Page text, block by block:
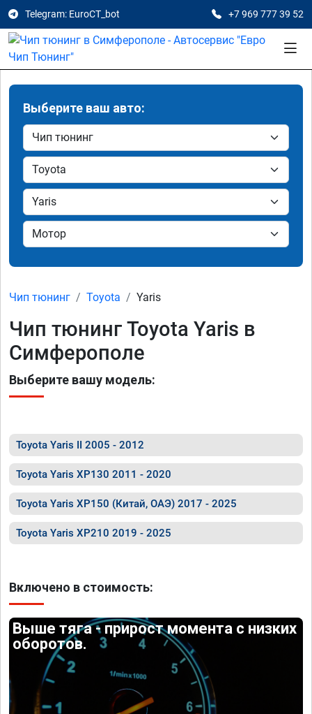
Telegram: EuroCT_bot +7 969 777 39 52
Выберите ваш авто:
Чип тюнинг Toyota Yaris
Чип тюнинг Toyota Yaris в
Симферополе
Выберите вашу модель:
Toyota Yaris II 2005 - 2012
Toyota Yaris XP130 2011 - 2020
Toyota Yaris XP150 (Китай, ОАЭ) 2017 - 2025
Toyota Yaris XP210 2019 - 2025
Включено в стоимость:
Выше тяга - прирост момента с низких
оборотов.